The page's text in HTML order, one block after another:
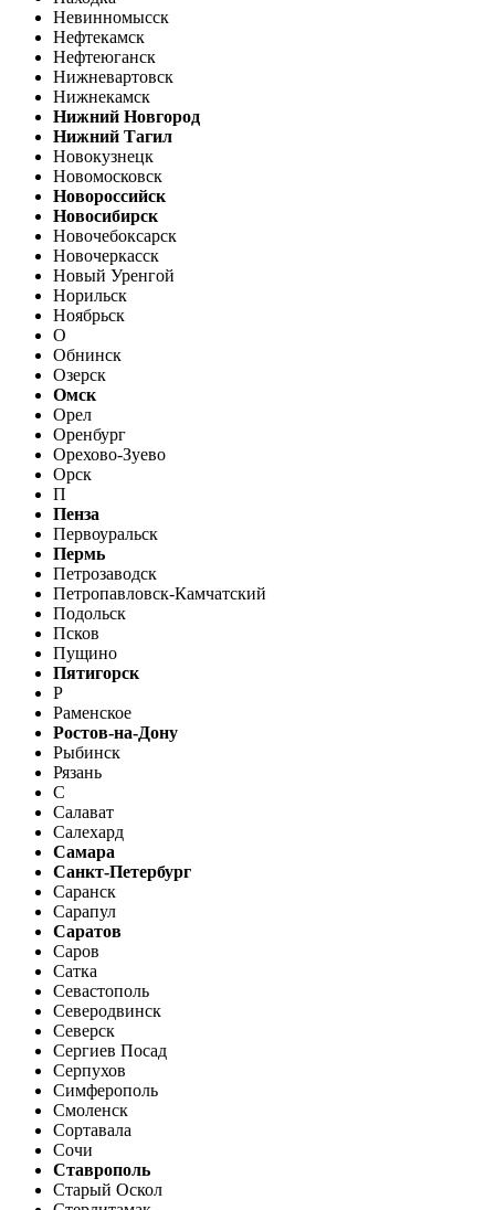
Невинномысск
Нефтекамск
Нефтеюганск
Нижневартовск
Нижнекамск
Нижний Новгород
Нижний Тагил
Новокузнецк
Новомосковск
Новороссийск
Новосибирск
Новочебоксарск
Новочеркасск
Новый Уренгой
Норильск
Ноябрьск
О
Обнинск
Озерск
Омск
Орел
Оренбург
Орехово-Зуево
Орск
П
Пенза
Первоуральск
Пермь
Петрозаводск
Петропавловск-Камчатский
Подольск
Псков
Пущино
Пятигорск
Р
Раменское
Ростов-на-Дону
Рыбинск
Рязань
С
Салават
Салехард
Самара
Санкт-Петербург
Саранск
Сарапул
Саратов
Саров
Сатка
Севастополь
Северодвинск
Северск
Сергиев Посад
Серпухов
Симферополь
Смоленск
Сортавала
Сочи
Ставрополь
Старый Оскол